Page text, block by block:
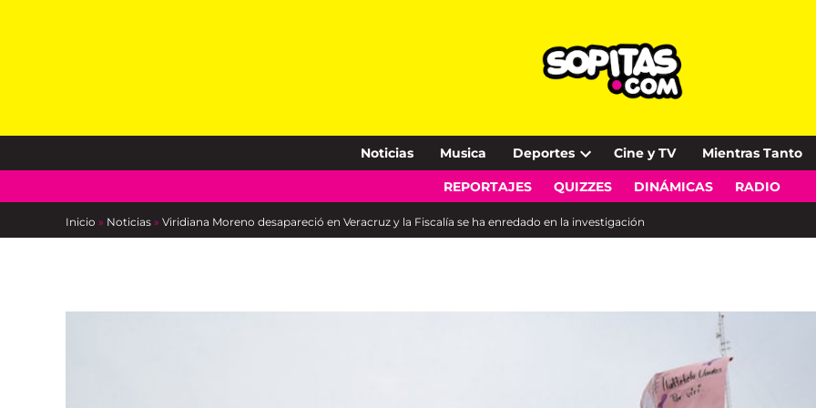
Noticias Musica Deportes
Open
dropdown
Cine y TV Mientras Tanto
REPORTAJES QUIZZES DINÁMICAS RADIO
Inicio » Noticias » Viridiana Moreno desapareció en Veracruz y la Fiscalía se ha enredado en la investigación